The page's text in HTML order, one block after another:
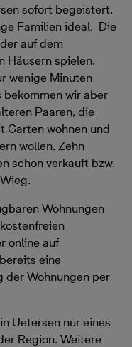
sofort begeistert.
Familien ideal. Die
auf dem
Häusern spielen.
wenige Minuten
wir aber
Paaren, die
Garten wohnen und
wollen. Zehn
schon verkauft bzw.
Wohnungen
online auf
eine
Wohnungen per
Uetersen nur eines
Region. Weitere